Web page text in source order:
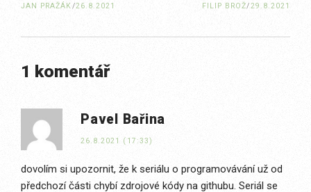
FILIP BROŽ/29.8.2021
JAN PRAŽÁK /26.8.2021
1 komentář
Pavel Bařina
26.8.2021 (17:33)
dovolím si upozornit, že k seriálu o programovávání už od
předchozí části chybí zdrojové kódy na githubu. Seriál se